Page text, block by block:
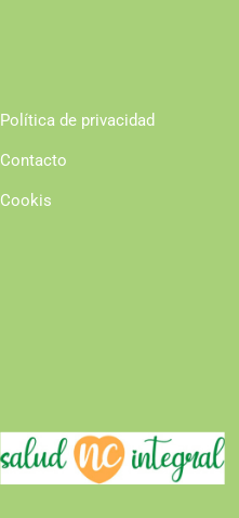
Política de privacidad
Contacto
Cookis